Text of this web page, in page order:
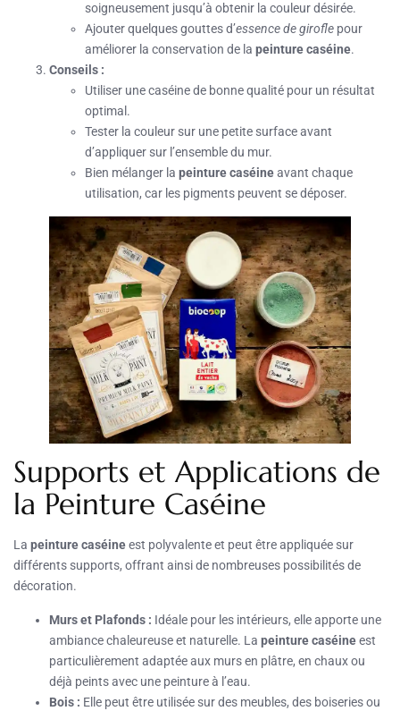
soigneusement jusqu’à obtenir la couleur désirée.
Ajouter quelques gouttes d’essence de girofle pour
améliorer la conservation de la peinture caséine.
Conseils :
Utiliser une caséine de bonne qualité pour un résultat
optimal.
Tester la couleur sur une petite surface avant
d’appliquer sur l’ensemble du mur.
Bien mélanger la peinture caséineavant chaque
utilisation, car les pigments peuvent se déposer.
Supports et Applications de
la Peinture Caséine
La peinture caséineest polyvalente et peut être appliquée sur
différents supports, offrant ainsi de nombreuses possibilités de
décoration.
Murs et Plafonds : Idéale pour les intérieurs, elle apporte une
ambiance chaleureuse et naturelle. La peinture caséineest
particulièrement adaptée aux murs en plâtre, en chaux ou
déjà peints avec une peinture à l’eau.
Bois : Elle peut être utilisée sur des meubles, des boiseries ou